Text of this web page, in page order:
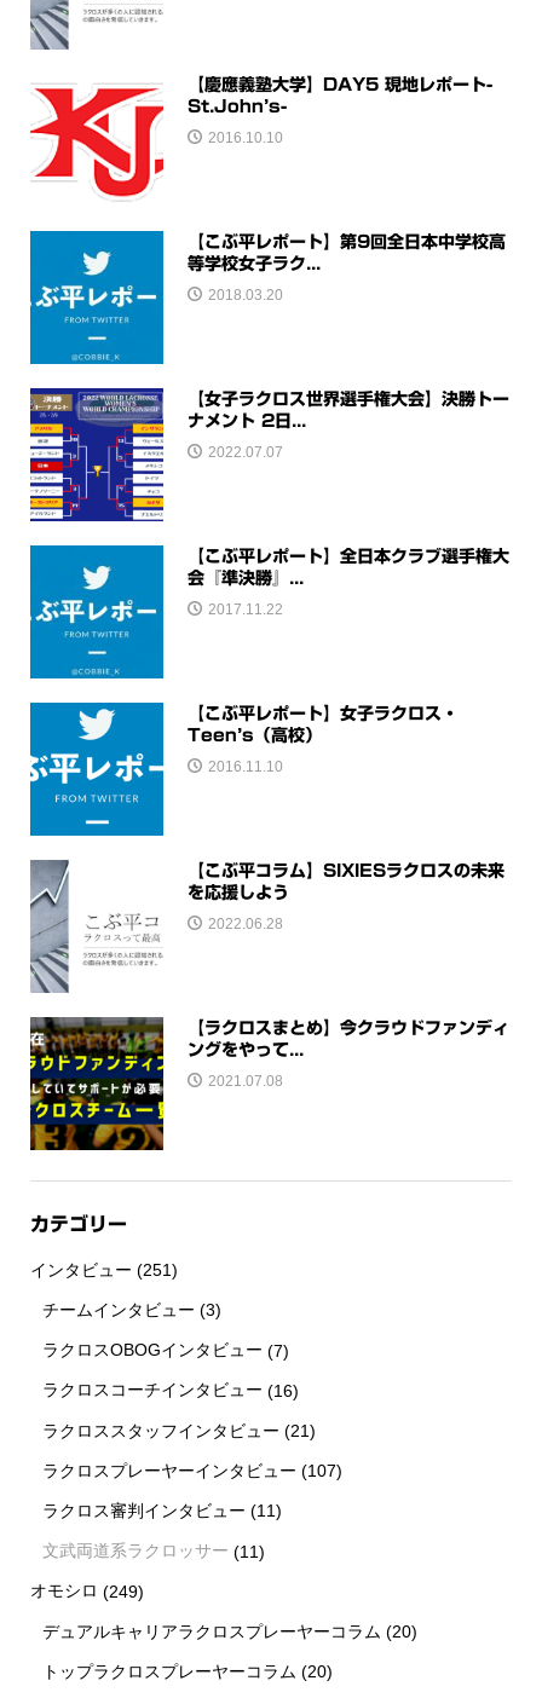
【慶應義塾大学】DAY5 現地レポート-
St.John’s-
2016.10.10
【こぶ平レポート】第9回全日本中学校高
等学校女子ラク...
2018.03.20
【女子ラクロス世界選手権大会】決勝トー
ナメント 2日...
2022.07.07
【こぶ平レポート】全日本クラブ選手権大
会『準決勝』...
2017.11.22
【こぶ平レポート】女子ラクロス・
Teen’s（高校）
2016.11.10
【こぶ平コラム】SIXIESラクロスの未来
を応援しよう
2022.06.28
【ラクロスまとめ】今クラウドファンディ
ングをやって...
2021.07.08
カテゴリー
インタビュー (251)
チームインタビュー (3)
ラクロスOBOGインタビュー (7)
ラクロスコーチインタビュー (16)
ラクロススタッフインタビュー (21)
ラクロスプレーヤーインタビュー (107)
ラクロス審判インタビュー (11)
文武両道系ラクロッサー (11)
オモシロ (249)
デュアルキャリアラクロスプレーヤーコラム (20)
トップラクロスプレーヤーコラム (20)